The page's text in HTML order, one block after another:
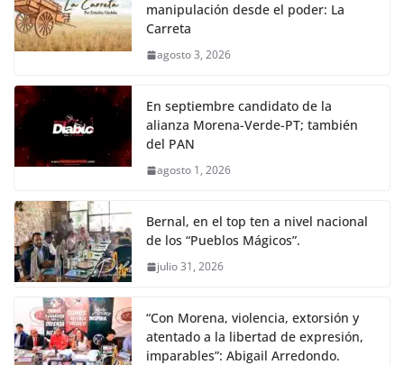
manipulación desde el poder: La
Carreta
agosto 3, 2026
En septiembre candidato de la
alianza Morena-Verde-PT; también
del PAN
agosto 1, 2026
Bernal, en el top ten a nivel nacional
de los “Pueblos Mágicos”.
julio 31, 2026
“Con Morena, violencia, extorsión y
atentado a la libertad de expresión,
imparables”: Abigail Arredondo.